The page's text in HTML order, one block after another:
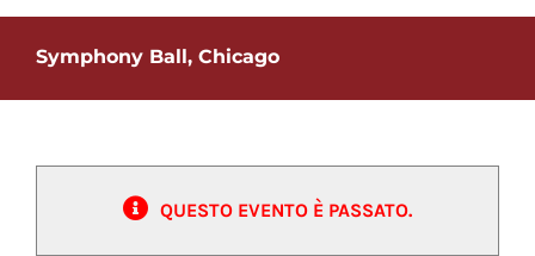
Symphony Ball, Chicago
QUESTO EVENTO È PASSATO.